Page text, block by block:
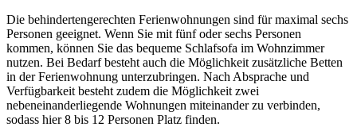
Die behindertengerechten Ferienwohnungen sind für maximal sechs
Personen geeignet. Wenn Sie mit fünf oder sechs Personen
kommen, können Sie das bequeme Schlafsofa im Wohnzimmer
nutzen. Bei Bedarf besteht auch die Möglichkeit zusätzliche Betten
in der Ferienwohnung unterzubringen. Nach Absprache und
Verfügbarkeit besteht zudem die Möglichkeit zwei
nebeneinanderliegende Wohnungen miteinander zu verbinden,
sodass hier 8 bis 12 Personen Platz finden.